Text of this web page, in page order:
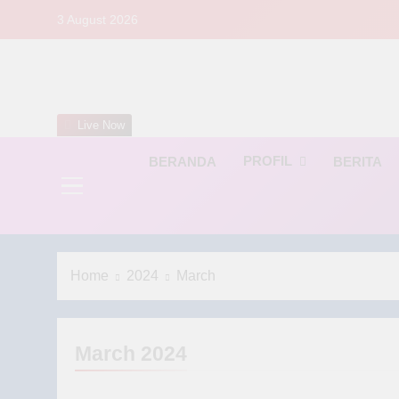
BERANDA PROFIL
Live Now
Home 2024 March